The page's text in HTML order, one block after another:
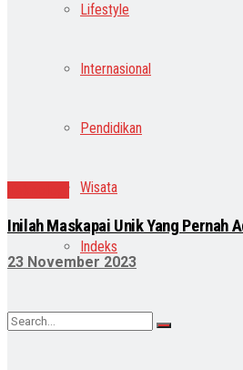
Lifestyle
Internasional
Pendidikan
Wisata
Indeks
Inilah Maskapai Unik Yang Pernah
23 November 2023